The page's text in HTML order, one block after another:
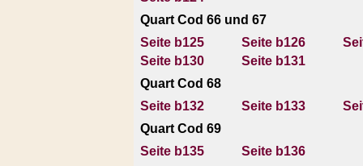
Quart Cod 66 und 67
Seite b125
Seite b126
Seite b130
Seite b131
Quart Cod 68
Seite b132
Seite b133
Quart Cod 69
Seite b135
Seite b136